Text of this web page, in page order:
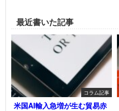
最近書いた記事
コラム記事
米国AI輸入急増が生む貿易赤